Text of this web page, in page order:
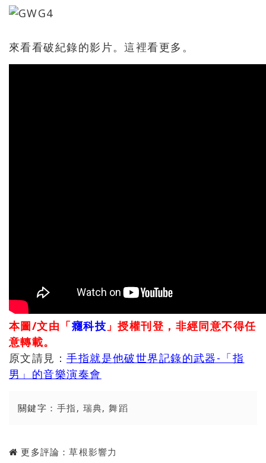
來看看破紀錄的影片。這裡看更多。
本圖/文由「癮科技 」授權刊登，非經同意不得任
意轉載。
原文請見：手指就是他破世界記錄的武器-「指
男」的音樂演奏會
關鍵字： 手指 , 瑞典,舞蹈
更多評論：草根影響力